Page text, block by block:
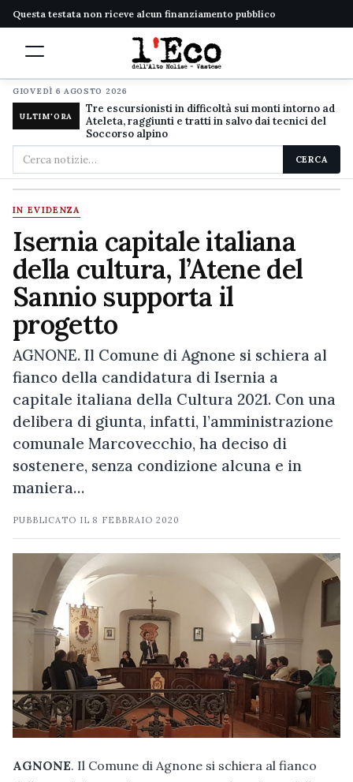
Questa testata non riceve alcun finanziamento pubblico
GIOVEDÌ 6 AGOSTO 2026
ULTIM'ORA
Tre escursionisti in difficoltà sui monti intorno ad
Ateleta, raggiunti e tratti in salvo dai tecnici del
Soccorso alpino
Cerca
nel
sito
CERCA
IN EVIDENZA
Isernia capitale italiana
della cultura, l’Atene del
Sannio supporta il
progetto
AGNONE. Il Comune di Agnone si schiera al
fianco della candidatura di Isernia a
capitale italiana della Cultura 2021. Con una
delibera di giunta, infatti, l’amministrazione
comunale Marcovecchio, ha deciso di
sostenere, senza condizione alcuna e in
maniera…
PUBBLICATO IL 8 FEBBRAIO 2020
AGNONE. Il Comune di Agnone si schiera al fianco